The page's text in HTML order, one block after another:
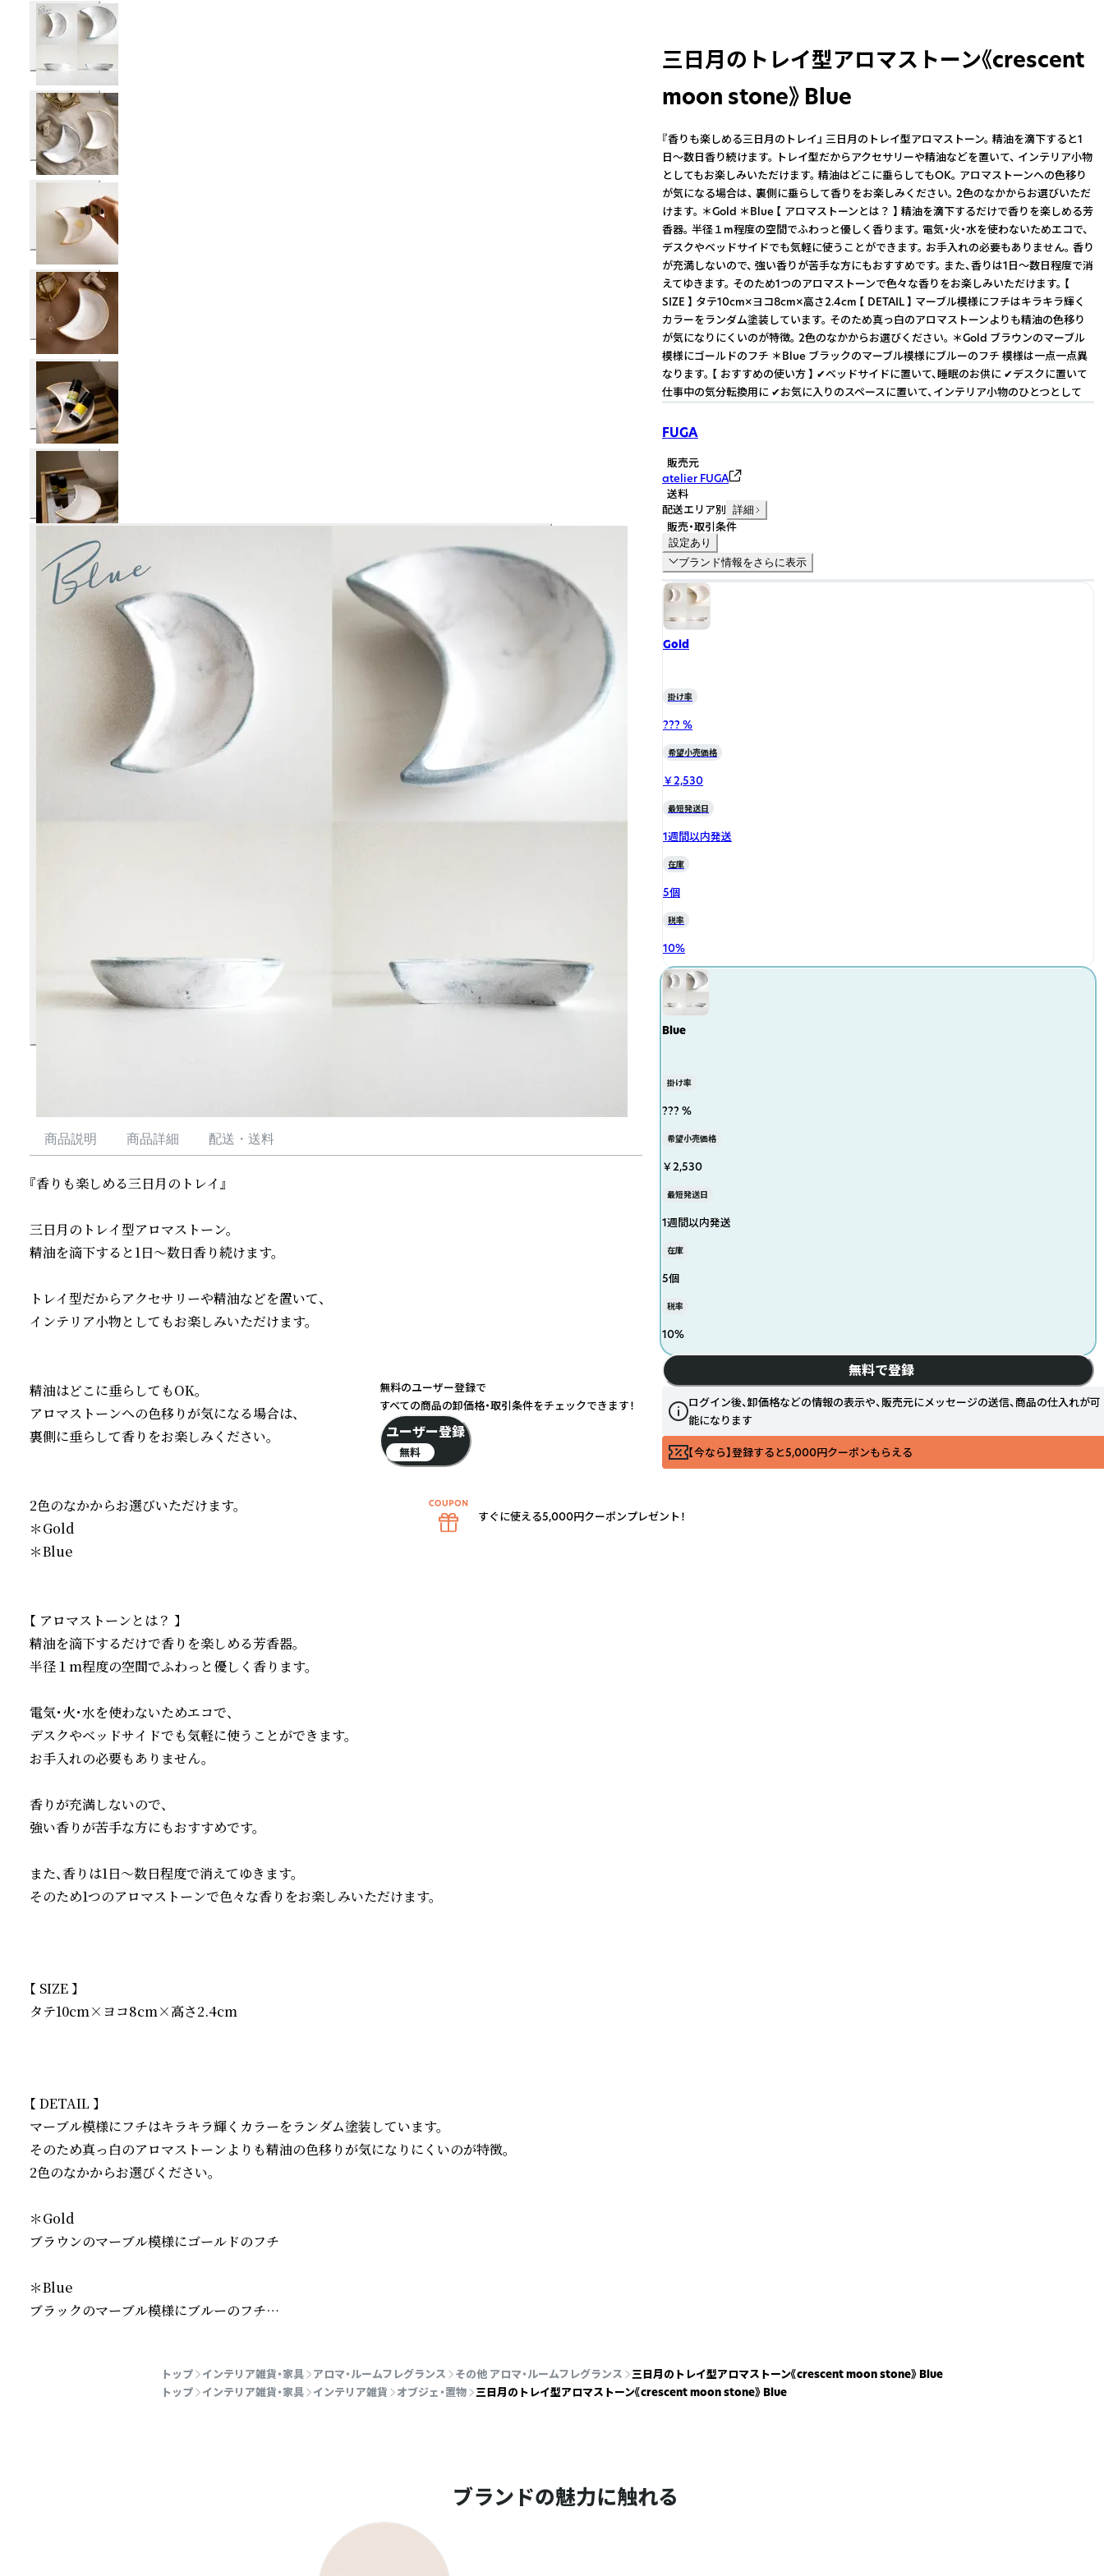
商品説明 商品詳細 配送・送料
『香りも楽しめる三日月のトレイ』
三日月のトレイ型アロマストーン。
精油を滴下すると1日〜数日香り続けます。
トレイ型だからアクセサリーや精油などを置いて、
インテリア小物としてもお楽しみいただけます。
精油はどこに垂らしてもOK。
アロマストーンへの色移りが気になる場合は、
裏側に垂らして香りをお楽しみください。
2色のなかからお選びいただけます。
＊Gold
＊Blue
【 アロマストーンとは？ 】
精油を滴下するだけで香りを楽しめる芳香器。
半径１m程度の空間でふわっと優しく香ります。
電気・火・水を使わないためエコで、
デスクやベッドサイドでも気軽に使うことができます。
お手入れの必要もありません。
香りが充満しないので、
強い香りが苦手な方にもおすすめです。
また、香りは1日〜数日程度で消えてゆきます。
そのため1つのアロマストーンで色々な香りをお楽しみいただけます。
【 SIZE 】
タテ10cm×ヨコ8cm×高さ2.4cm
【 DETAIL 】
マーブル模様にフチはキラキラ輝くカラーをランダム塗装しています。
そのため真っ白のアロマストーンよりも精油の色移りが気になりにくいのが特徴。
2色のなかからお選びください。
＊Gold
ブラウンのマーブル模様にゴールドのフチ
＊Blue
ブラックのマーブル模様にブルーのフチ
模様は一点一点異なります。
三日月のトレイ型アロマストーン《crescent
moon stone》 Blue
『香りも楽しめる三日月のトレイ』 三日月のトレイ型アロマストーン。 精油を滴下すると1
日〜数日香り続けます。 トレイ型だからアクセサリーや精油などを置いて、 インテリア小物
としてもお楽しみいただけます。 精油はどこに垂らしてもOK。 アロマストーンへの色移り
が気になる場合は、 裏側に垂らして香りをお楽しみください。 2色のなかからお選びいただ
けます。 ＊Gold ＊Blue 【 アロマストーンとは？ 】 精油を滴下するだけで香りを楽しめる芳
香器。 半径１m程度の空間でふわっと優しく香ります。 電気・火・水を使わないためエコで、
デスクやベッドサイドでも気軽に使うことができます。 お手入れの必要もありません。 香り
が充満しないので、 強い香りが苦手な方にもおすすめです。 また、香りは1日〜数日程度で消
えてゆきます。 そのため1つのアロマストーンで色々な香りをお楽しみいただけます。 【
SIZE 】 タテ10cm×ヨコ8cm×高さ2.4cm 【 DETAIL 】 マーブル模様にフチはキラキラ輝く
カラーをランダム塗装しています。 そのため真っ白のアロマストーンよりも精油の色移り
が気になりにくいのが特徴。 2色のなかからお選びください。 ＊Gold ブラウンのマーブル
模様にゴールドのフチ ＊Blue ブラックのマーブル模様にブルーのフチ 模様は一点一点異
なります。 【 おすすめの使い方 】 ✔︎ベッドサイドに置いて、睡眠のお供に ✔︎デスクに置いて
仕事中の気分転換用に ✔︎お気に入りのスペースに置いて、インテリア小物のひとつとして
FUGA
販売元
atelier FUGA
送料
配送エリア別 詳細
販売・取引条件
設定あり
ブランド情報をさらに表示
Gold
掛け率
??? %
希望小売価格
￥2,530
最短発送日
1週間以内発送
在庫
5個
税率
10%
Blue
掛け率
??? %
希望小売価格
￥2,530
最短発送日
1週間以内発送
在庫
5個
税率
10%
無料で登録
ログイン後、卸価格などの情報の表示や、販売元にメッセージの送信、商品の仕入れが可
能になります
【今なら】登録すると5,000円クーポンもらえる
トップ インテリア雑貨・家具 アロマ・ルームフレグランス その他 アロマ・ルームフレグランス
三日月のトレイ型アロマストーン《crescent moon stone》 Blue
トップ
インテリア雑貨・家具 インテリア雑貨 オブジェ・置物 三日月のトレイ型アロマストーン《crescent moon stone》 Blue
ブランドの魅力に触れる
無料のユーザー登録で
すべての商品の卸価格・取引条件をチェックできます！
ユーザー登録
無料
すぐに使える5,000円クーポンプレゼント！